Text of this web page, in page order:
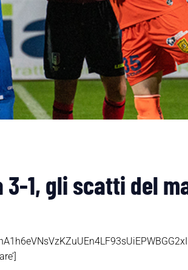
1, gli scatti del